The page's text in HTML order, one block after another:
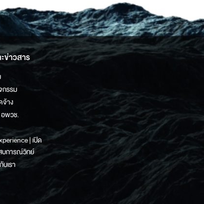
ข่าวสาร
รรม
าง
พวช.
| เปิด
บการณ์วิทย์
เรา